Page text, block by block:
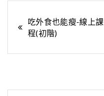
文
章
吃外食也能瘦-線上課
程(初階)